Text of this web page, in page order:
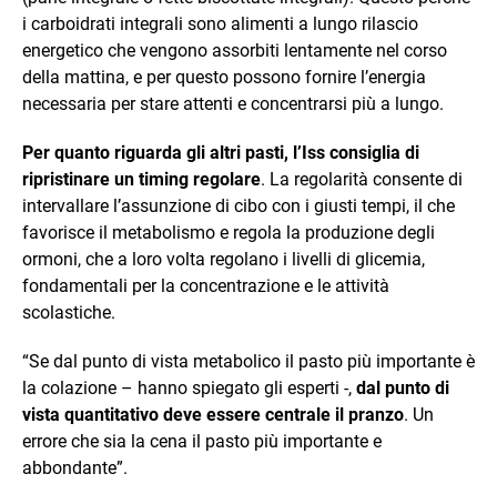
i carboidrati integrali sono alimenti a lungo rilascio
energetico che vengono assorbiti lentamente nel corso
della mattina, e per questo possono fornire l’energia
necessaria per stare attenti e concentrarsi più a lungo.
Per quanto riguarda gli altri pasti, l’Iss consiglia di
ripristinare un timing regolare. La regolarità consente di
intervallare l’assunzione di cibo con i giusti tempi, il che
favorisce il metabolismo e regola la produzione degli
ormoni, che a loro volta regolano i livelli di glicemia,
fondamentali per la concentrazione e le attività
scolastiche.
“Se dal punto di vista metabolico il pasto più importante è
la colazione – hanno spiegato gli esperti -, dal punto di
vista quantitativo deve essere centrale il pranzo. Un
errore che sia la cena il pasto più importante e
abbondante”.